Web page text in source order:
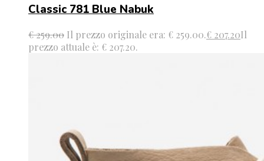
Classic 781 Blue Nabuk
€259.00 Il prezzo originale era: € 259.00.€ 207.20Il
prezzo attuale è: € 207.20.